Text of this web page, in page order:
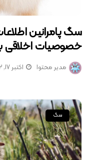
سگ پامرانین
خصوصیات اخلاقی
مدیر محتوا اکتبر 17, 2022
سگ